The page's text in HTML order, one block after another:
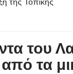
του
τα